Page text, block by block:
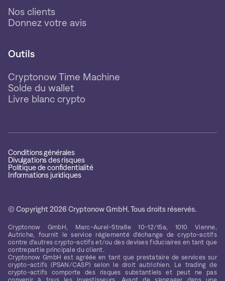
Nos clients
Donnez votre avis
Outils
Cryptonow Time Machine
Solde du wallet
Livre blanc crypto
Conditions générales
Divulgations des risques
Politique de confidentialité
Informations juridiques
© Copyright 2026 Cryptonow GmbH. Tous droits réservés.
Cryptonow GmbH, Marc-Aurel-Straße 10-12/15a, 1010 Vienne,
Autriche, fournit le service réglementé d'échange de crypto-actifs
contre d'autres crypto-actifs et/ou des devises fiduciaires en tant que
contrepartie principale du client.
Cryptonow GmbH est agréée en tant que prestataire de services sur
crypto-actifs (PSAN/CASP) selon le droit autrichien. Le trading de
crypto-actifs comporte des risques substantiels et peut ne pas